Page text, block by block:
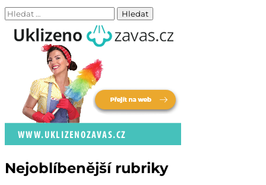
Vyhledávání
Nejoblíbenější rubriky